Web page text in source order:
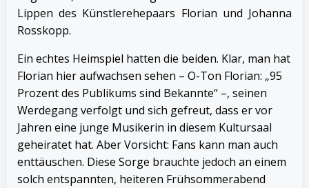
Lippen des Künstlerehepaars Florian und Johanna
Rosskopp.
Ein echtes Heimspiel hatten die beiden. Klar, man hat
Florian hier aufwachsen sehen – O-Ton Florian: „95
Prozent des Publikums sind Bekannte“ –, seinen
Werdegang verfolgt und sich gefreut, dass er vor
Jahren eine junge Musikerin in diesem Kultursaal
geheiratet hat. Aber Vorsicht: Fans kann man auch
enttäuschen. Diese Sorge brauchte jedoch an einem
solch entspannten, heiteren Frühsommerabend